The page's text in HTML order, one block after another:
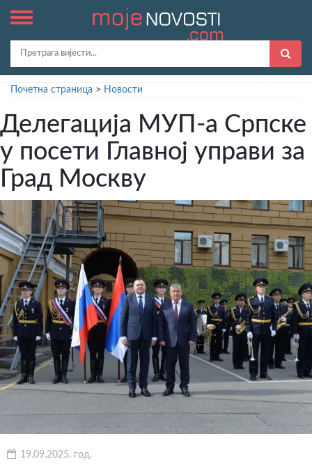
Почетна страница > Новости
Делегација МУП-а Српске
у посети Главној управи за
Град Москву
19.09.2025. год.